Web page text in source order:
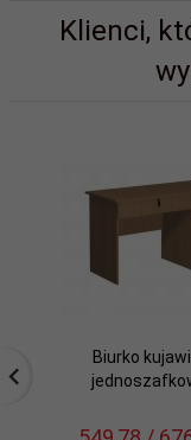
Klienci,
Biurko